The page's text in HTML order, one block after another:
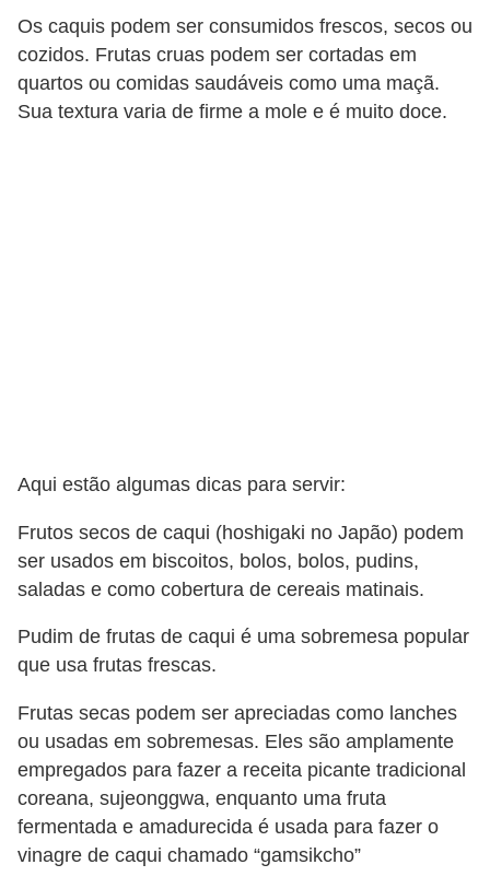
Os caquis podem ser consumidos frescos, secos ou
cozidos. Frutas cruas podem ser cortadas em
quartos ou comidas saudáveis ​​como uma maçã.
Sua textura varia de firme a mole e é muito doce.
Aqui estão algumas dicas para servir:
Frutos secos de caqui (hoshigaki no Japão) podem
ser usados ​​em biscoitos, bolos, bolos, pudins,
saladas e como cobertura de cereais matinais.
Pudim de frutas de caqui é uma sobremesa popular
que usa frutas frescas.
Frutas secas podem ser apreciadas como lanches
ou usadas em sobremesas. Eles são amplamente
empregados para fazer a receita picante tradicional
coreana, sujeonggwa, enquanto uma fruta
fermentada e amadurecida é usada para fazer o
vinagre de caqui chamado “gamsikcho”